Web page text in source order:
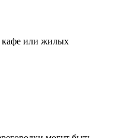
кафе или жилых